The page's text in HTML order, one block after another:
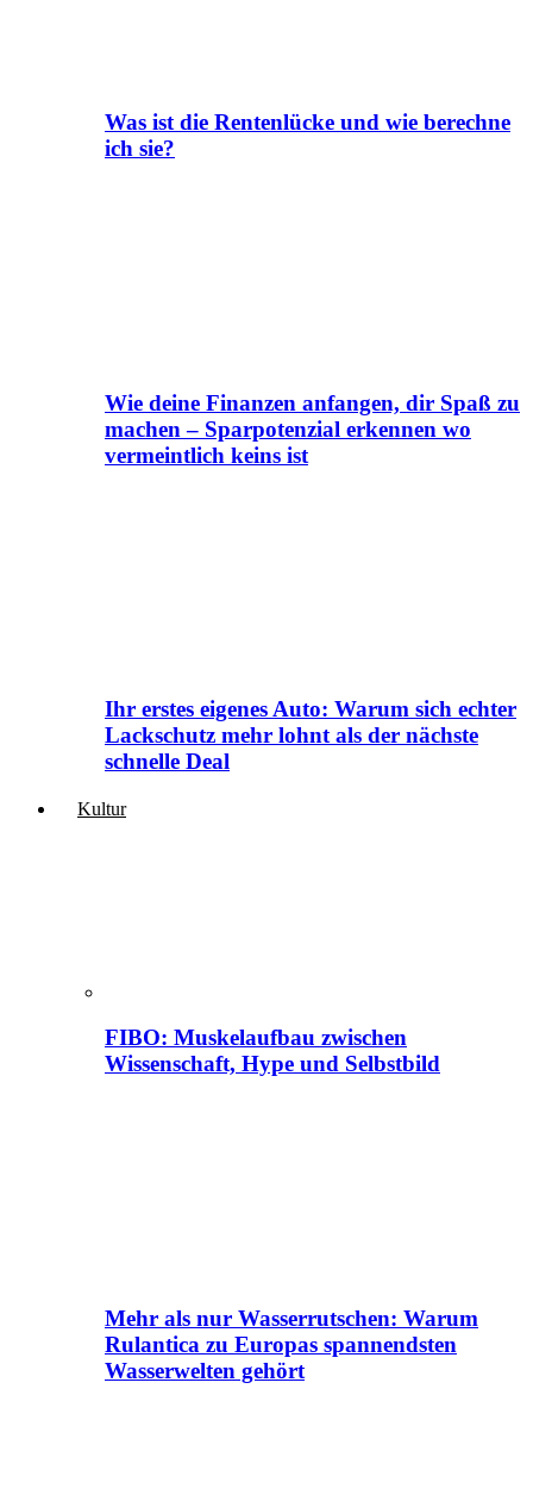
Was ist die Rentenlücke und wie berechne
ich sie?
Wie deine Finanzen anfangen, dir Spaß zu
machen – Sparpotenzial erkennen wo
vermeintlich keins ist
Ihr erstes eigenes Auto: Warum sich echter
Lackschutz mehr lohnt als der nächste
schnelle Deal
Kultur
FIBO: Muskelaufbau zwischen
Wissenschaft, Hype und Selbstbild
Mehr als nur Wasserrutschen: Warum
Rulantica zu Europas spannendsten
Wasserwelten gehört